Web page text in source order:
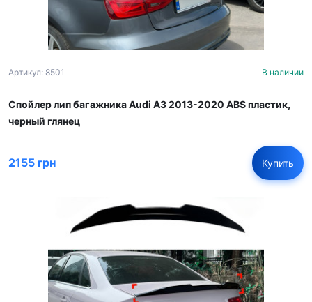
Артикул: 8501 В наличии
Спойлер лип багажника Audi A3 2013-2020 ABS пластик,
черный глянец
2155 грн Купить